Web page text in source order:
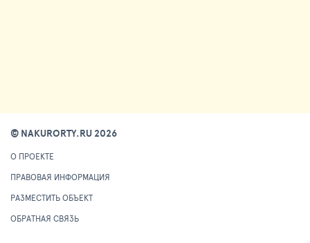
© NAKURORTY.RU 2026
О ПРОЕКТЕ
ПРАВОВАЯ ИНФОРМАЦИЯ
РАЗМЕСТИТЬ ОБЪЕКТ
ОБРАТНАЯ СВЯЗЬ